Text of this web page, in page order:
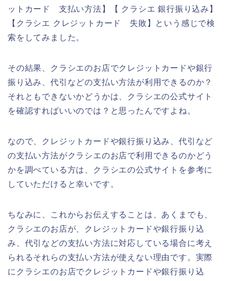
ットカード 支払い方法】【 クラシエ 銀行振り込み】
【クラシエ クレジットカード 失敗】という感じで検
索をしてみました。
その結果、クラシエのお店でクレジットカードや銀行
振り込み、代引などの支払い方法が利用できるのか？
それともできないかどうかは、クラシエの公式サイト
を確認すればいいのでは？と思ったんですよね。
なので、クレジットカードや銀行振り込み、代引など
の支払い方法がクラシエのお店で利用できるのかどう
かを調べている方は、クラシエの公式サイトを参考に
していただけると幸いです。
ちなみに、これからお伝えすることは、あくまでも、
クラシエのお店が、クレジットカードや銀行振り込
み、代引などの支払い方法に対応している場合に考え
られるそれらの支払い方法が使えない理由です。実際
にクラシエのお店でクレジットカードや銀行振り込